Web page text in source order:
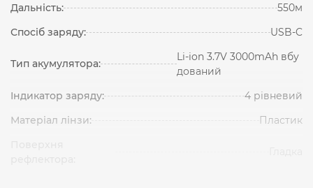
Дальність:
550м
Спосіб заряду:
USB-C
Тип акумулятора:
Li-ion 3.7V 3000mAh вбу
дований
Індикатор заряду:
4 рівневий
Матеріал лінзи:
Пластик